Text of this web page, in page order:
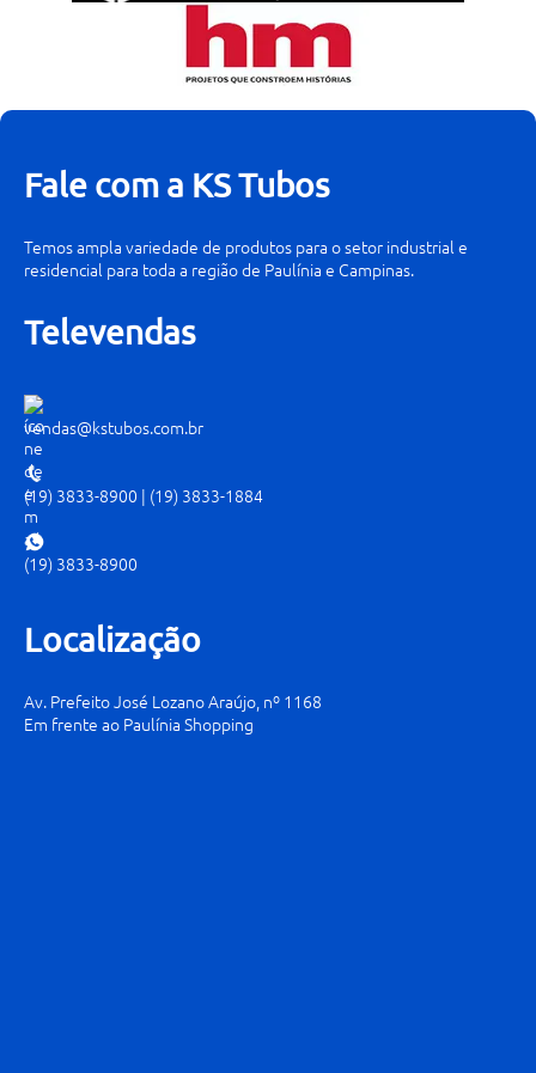
Fale com a KS Tubos
Temos ampla variedade de produtos para o setor industrial e
residencial para toda a região de Paulínia e Campinas.
Televendas
vendas@kstubos.com.br
(19) 3833-8900 | (19) 3833-1884
(19) 3833-8900
Localização
Av. Prefeito José Lozano Araújo, nº 1168
Em frente ao Paulínia Shopping